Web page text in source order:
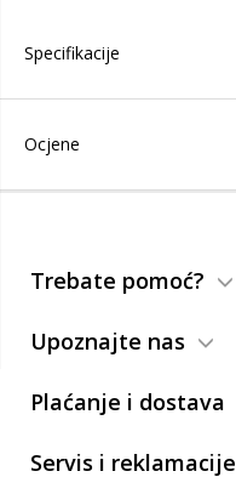
Specifikacije
Ocjene
Trebate pomoć?
Upoznajte nas
Plaćanje i dostava
Servis i reklamacije